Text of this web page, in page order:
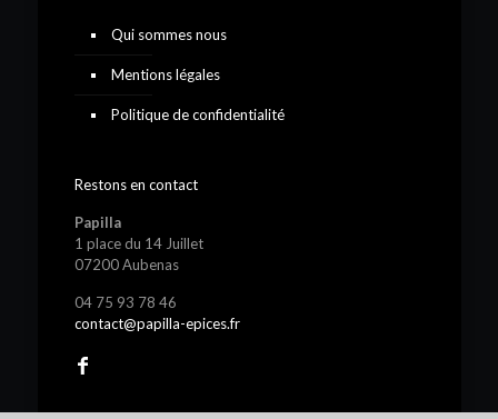
Qui sommes nous
Mentions légales
Politique de confidentialité
Restons en contact
Papilla
1 place du 14 Juillet
07200 Aubenas
04 75 93 78 46
contact@papilla-epices.fr